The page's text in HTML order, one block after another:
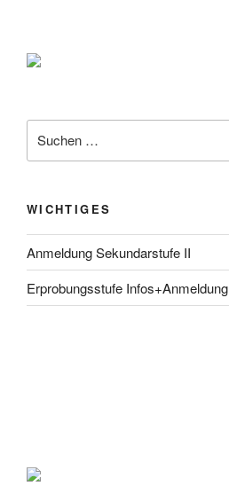
nach:
WICHTIGES
Anmeldung Sekundarstufe II
Erprobungsstufe Infos+Anmeldung